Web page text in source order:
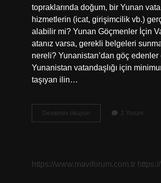
topraklarında doğum, bir Yunan
hizmetlerin (icat, girişimcilik vb.)
alabilir mi? Yunan Göçmenler İçin
atanız varsa, gerekli belgeleri
nereli? Yunanistan’dan göç
Yunanistan vatandaşlığı için
taşıyan ilin…
Devamını okuyun
Göçmeni
2 Yorum
https://www.maviforum.com.tr